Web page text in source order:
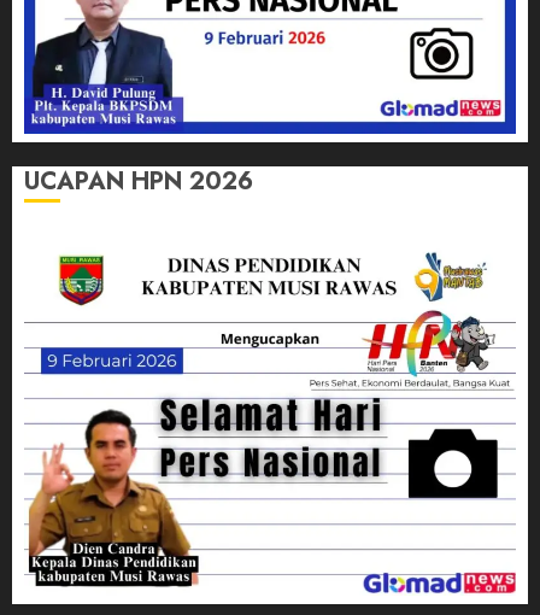
UCAPAN HPN 2026